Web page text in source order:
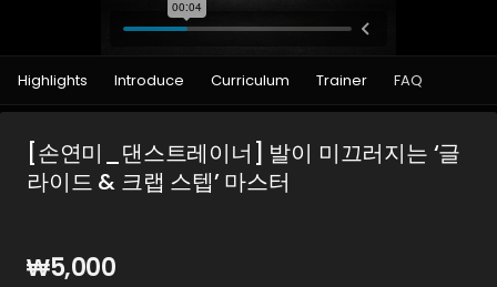
Highlights Introduce Curriculum Trainer FAQ
[손연미_댄스트레이너] 발이 미끄러지는 ‘글
라이드 & 크랩 스텝’ 마스터
₩5,000